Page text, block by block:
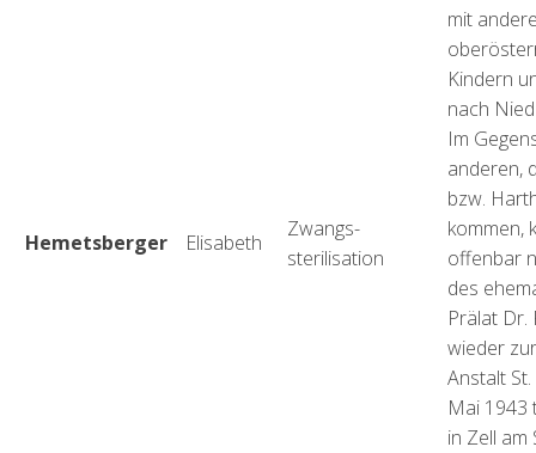
Hemetsberger Elisabeth
Zwangs-
sterilisation
mit
Kindern
nach
Im
anderen,
bzw.
kommen,
offenbar
des
Prälat Dr.
wieder
Anstalt
Mai 1943
in Zell am